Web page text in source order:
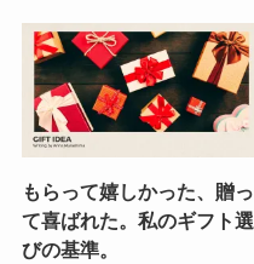
もらって嬉しかった、贈っ
て喜ばれた。私のギフト選
びの基準。